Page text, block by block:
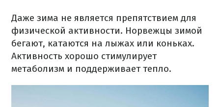
Даже зима не является препятствием для
физической активности. Норвежцы зимой
бегают, катаются на лыжах или коньках.
Активность хорошо стимулирует
метаболизм и поддерживает тепло.